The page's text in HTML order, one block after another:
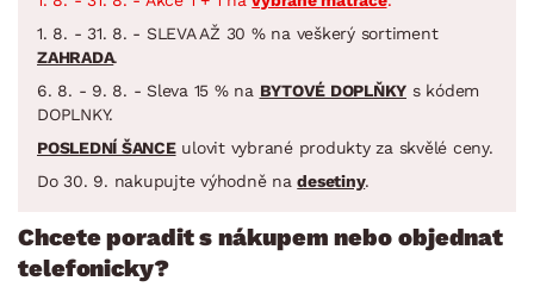
1. 8. - 31. 8. - SLEVA AŽ 30 % na veškerý sortiment
ZAHRADA.
6. 8. - 9. 8. - Sleva 15 % na BYTOVÉ DOPLŇKY s kódem
DOPLNKY.
POSLEDNÍ ŠANCEulovit vybrané produkty za skvělé ceny.
Do 30. 9. nakupujte výhodně nadesetiny.
Chcete poradit s nákupem nebo objednat
telefonicky?